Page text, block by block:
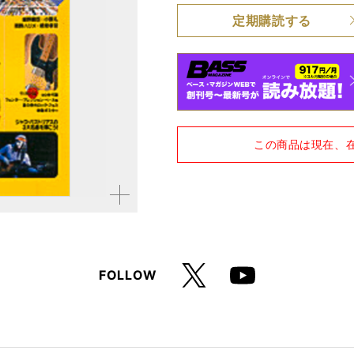
拡大す
雑誌
仕様 A4変形判
定期購読する
この商品は現在、
FOLLOW Youtube